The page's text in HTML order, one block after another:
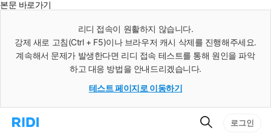
본문 바로가기
리디 접속이 원활하지 않습니다.
강제 새로 고침(Ctrl + F5)이나 브라우저 캐시 삭제를 진행해주세요.
계속해서 문제가 발생한다면 리디 접속 테스트를 통해 원인을 파악
하고 대응 방법을 안내드리겠습니다.
테스트 페이지로 이동하기
리
검
로그인